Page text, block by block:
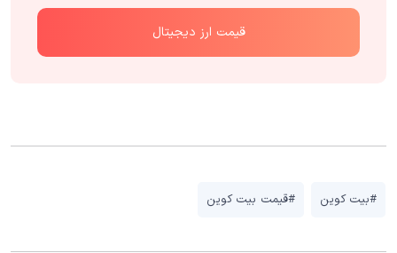
قیمت ارز دیجیتال
#بیت کوین #قیمت بیت کوین